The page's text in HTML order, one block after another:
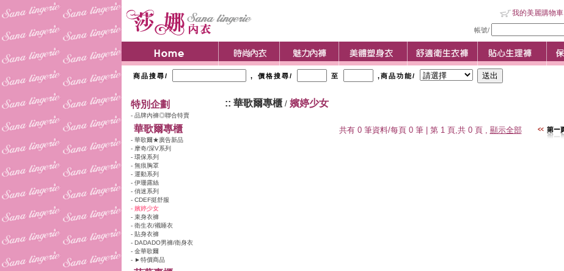
我的美麗購物車
帳號/
商品搜尋/ , 價格搜尋/ 至 ,商品功能/
特別企劃
- 品牌內褲◎聯合特賣
華歌爾專櫃
- 華歌爾★廣告新品
- 摩奇/深V系列
- 環保系列
- 無痕胸罩
- 運動系列
- 伊珊露絲
- 俏迷系列
- CDEF挺舒服
- 嬪婷少女
- 束身衣褲
- 衛生衣/襯睡衣
- 貼身衣褲
- DADADO男褲/衛身衣
- 金華歌爾
- ►特價商品
:: 華歌爾專櫃 / 嬪婷少女
共有 0 筆資料/每頁 0 筆 | 第 1 頁,共 0 頁 , 顯示全部